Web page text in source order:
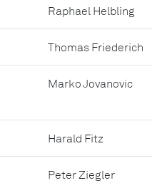
Raphael Helbling
Thomas Friederich
Marko Jovanovic
Harald Fitz
Peter Ziegler